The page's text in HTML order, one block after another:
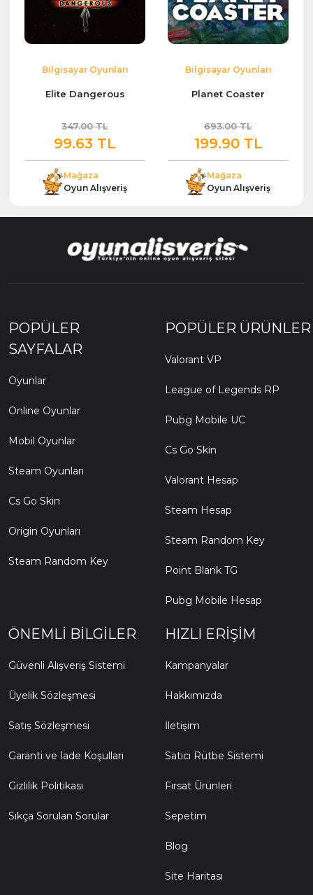
Bilgisayar Oyunları
Elite Dangerous
347.00 TL
99.63 TL
Mağaza
Oyun Alışveriş
Bilgisayar Oyunları
Planet Coaster
693.00 TL
199.90 TL
Mağaza
Oyun Alışveriş
POPÜLER
SAYFALAR
Oyunlar
Online Oyunlar
Mobil Oyunlar
Steam Oyunları
Cs Go Skin
Origin Oyunları
Steam Random Key
POPÜLER ÜRÜNLER
Valorant VP
League of Legends RP
Pubg Mobile UC
Cs Go Skin
Valorant Hesap
Steam Hesap
Steam Random Key
Point Blank TG
Pubg Mobile Hesap
ÖNEMLI BILGILER
Güvenli Alışveriş Sistemi
Üyelik Sözleşmesi
Satış Sözleşmesi
Garanti ve İade Koşulları
Gizlilik Politikası
Sıkça Sorulan Sorular
HIZLI ERIŞIM
Kampanyalar
Hakkımızda
İletişim
Satıcı Rütbe Sistemi
Fırsat Ürünleri
Sepetim
Blog
Site Haritası